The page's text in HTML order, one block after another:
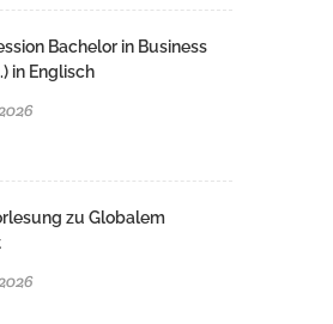
Bachelor in Business
in Englisch
zu Globalem